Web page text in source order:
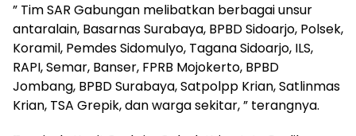
” Tim SAR Gabungan melibatkan berbagai unsur
antaralain, Basarnas Surabaya, BPBD Sidoarjo, Polsek,
Koramil, Pemdes Sidomulyo, Tagana Sidoarjo, ILS,
RAPI, Semar, Banser, FPRB Mojokerto, BPBD
Jombang, BPBD Surabaya, Satpolpp Krian, Satlinmas
Krian, TSA Grepik, dan warga sekitar, ” terangnya.